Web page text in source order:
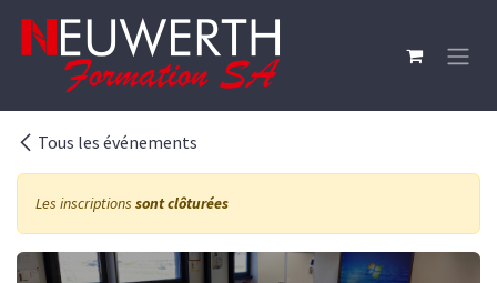
Tous les événements
Les inscriptions sont clôturées